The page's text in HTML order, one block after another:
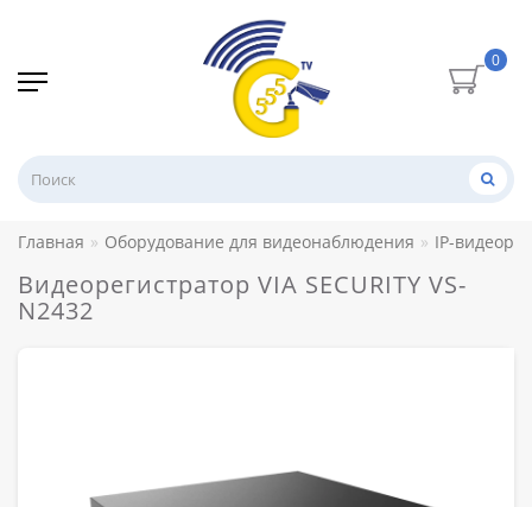
0
Главная Оборудование для видеонаблюдения IP-
Видеорегистратор VIA SECURITY VS-
N2432